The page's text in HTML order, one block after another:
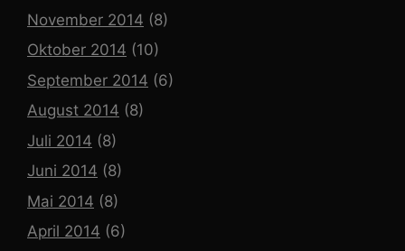
November 2014 (8)
Oktober 2014 (10)
September 2014 (6)
August 2014 (8)
Juli 2014 (8)
Juni 2014 (8)
Mai 2014 (8)
April 2014 (6)